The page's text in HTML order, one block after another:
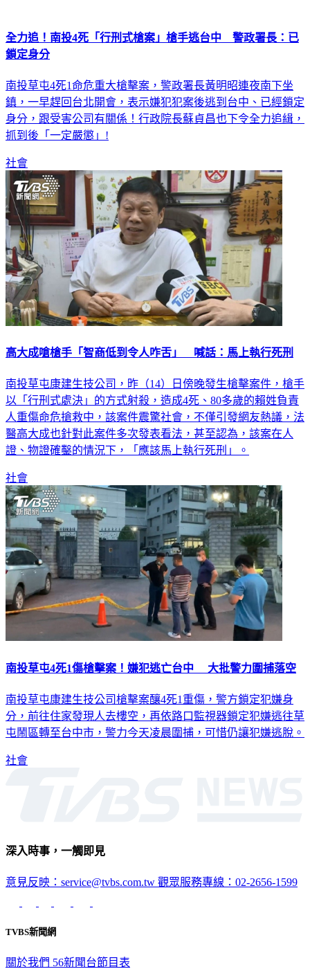
全力追！南投4死「行刑式槍案」槍手逃台中 警政署長：已
鎖定身分
南投草屯4死1命危重大槍擊案，警政署長黃明昭連夜南下坐
鎮，一早趕回台北開會，表示嫌犯犯案後逃到台中、已經鎖定
身分，跟受害公司有關係！行政院長蘇貞昌也下令全力追緝，
抓到後「一定嚴懲」!
社會
高大成嗆槍手「智商低到令人咋舌」 喊話：馬上執行死刑
南投草屯康建生技公司，昨（14）日傍晚發生槍擊案件，槍手
以「行刑式處決」的方式射殺，造成4死、80多歲的賴姓負責
人重傷命危搶救中，該案件震驚社會，不僅引發網友熱議，法
醫高大成也針對此案件多次發表看法，甚至認為，該案在人
證、物證確鑿的情況下，「應該馬上執行死刑」。
社會
南投草屯4死1傷槍擊案！嫌犯逃亡台中 大批警力圍捕落空
南投草屯康建生技公司槍擊案釀4死1重傷，警方鎖定犯嫌身
分，前往住家發現人去樓空，再依路口監視器鎖定犯嫌逃往草
屯鬧區轉至台中市，警力今天凌晨圍捕，可惜仍讓犯嫌逃脫。
社會
深入時事，一觸即見
意見反映：service@tvbs.com.tw 觀眾服務專線：02-2656-1599
TVBS新聞網
關於我們 56新聞台節目表